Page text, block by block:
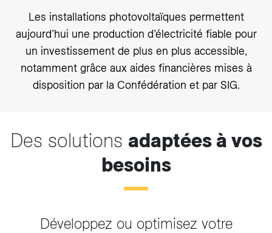
Les installations photovoltaïques permettent
aujourd’hui une production d’électricité fiable pour
un investissement de plus en plus accessible,
notamment grâce aux aides financières mises à
disposition par la Confédération et par SIG.
Des solutions adaptées à vos
besoins
Développez ou optimisez votre